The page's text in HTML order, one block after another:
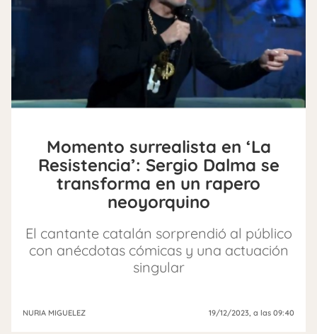
Momento surrealista en ‘La
Resistencia’: Sergio Dalma se
transforma en un rapero
neoyorquino
El cantante catalán sorprendió al público
con anécdotas cómicas y una actuación
singular
NURIA MIGUELEZ 19/12/2023, a las 09:40